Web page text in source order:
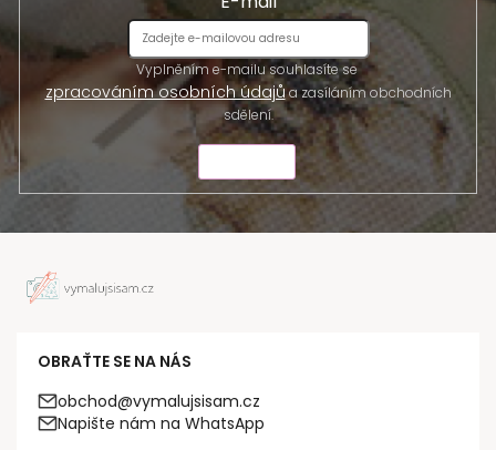
Vyplněním e-mailu souhlasíte se
zpracováním osobních údajůa zasíláním obchodních
sdělení.
OBRAŤTE SE NA NÁS
obchod@vymalujsisam.cz
Napište nám na WhatsApp